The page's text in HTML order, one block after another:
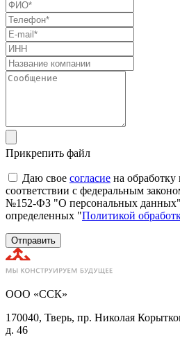
Прикрепить файл
Даю свое согласие на
соответствии с федеральным
№152-ФЗ "О персональных данных"
определенных "Политикой
Отправить
ООО «ССК»
170040, Тверь, пр. Николая
д. 46